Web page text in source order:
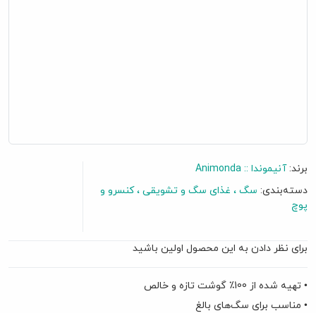
برند:آنیموندا :: Animonda
دسته‌بندی: سگ غذای سگ و تشویقی
کنسرو و
پوچ
برای نظر دادن به این محصول اولین باشید
• تهیه شده از 100٪ گوشت تازه و خالص
• مناسب برای سگ‌های بالغ